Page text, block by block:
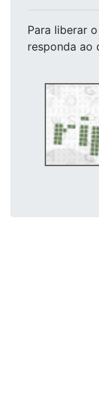
Para liberar
responda ao